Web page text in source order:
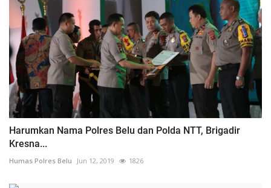
Harumkan Nama Polres Belu dan Polda NTT, Brigadir
Kresna...
Humas Polres Belu Jun 12, 2019 1826